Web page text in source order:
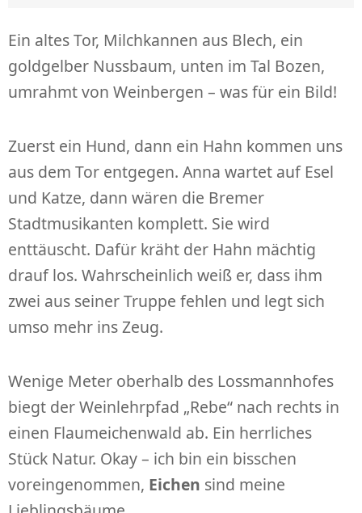
Ein altes Tor, Milchkannen aus Blech, ein
goldgelber Nussbaum, unten im Tal Bozen,
umrahmt von Weinbergen – was für ein Bild!
Zuerst ein Hund, dann ein Hahn kommen uns
aus dem Tor entgegen. Anna wartet auf Esel
und Katze, dann wären die Bremer
Stadtmusikanten komplett. Sie wird
enttäuscht. Dafür kräht der Hahn mächtig
drauf los. Wahrscheinlich weiß er, dass ihm
zwei aus seiner Truppe fehlen und legt sich
umso mehr ins Zeug.
Wenige Meter oberhalb des Lossmannhofes
biegt der Weinlehrpfad „Rebe“ nach rechts in
einen Flaumeichenwald ab. Ein herrliches
Stück Natur. Okay – ich bin ein bisschen
voreingenommen, Eichen sind meine